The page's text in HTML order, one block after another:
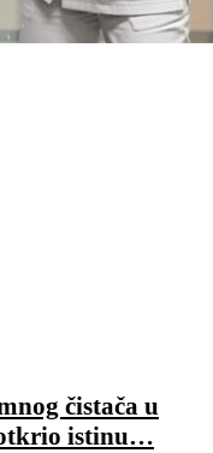
čistača u
istinu…